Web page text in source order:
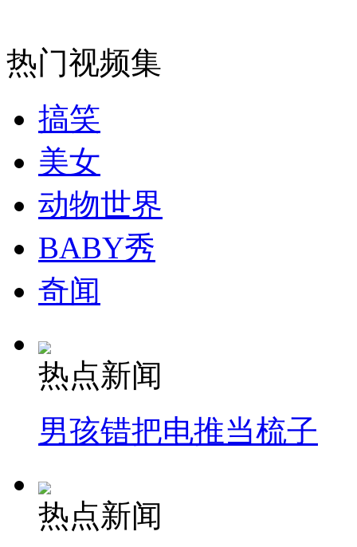
热门视频集
搞笑
美女
动物世界
BABY秀
奇闻
热点新闻
男孩错把电推当梳子
热点新闻